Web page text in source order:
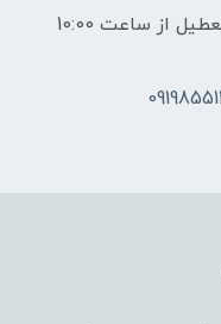
ساعات پاسخگویی: فقط روزهای غیر تعطیل از ساعت 10:00